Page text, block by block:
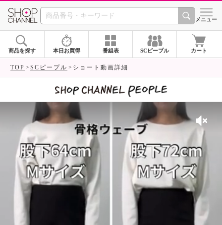
SHOP CHANNEL シメニュー
商品を探す 本日お買得 番組表 SCピープル カート
TOP SCピープル ショート動画詳細